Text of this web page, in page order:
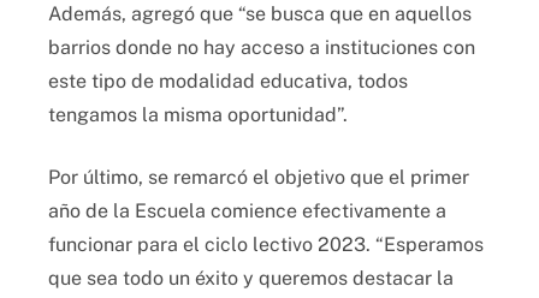
Además, agregó que “se busca que en aquellos
barrios donde no hay acceso a instituciones con
este tipo de modalidad educativa, todos
tengamos la misma oportunidad”.
Por último, se remarcó el objetivo que el primer
año de la Escuela comience efectivamente a
funcionar para el ciclo lectivo 2023. “Esperamos
que sea todo un éxito y queremos destacar la